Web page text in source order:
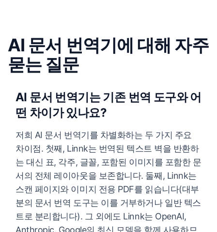
AI 문서 번역기에 대해 자주
묻는 질문
AI 문서 번역기는 기존 번역 도구와 어
떤 차이가 있나요?
저희 AI 문서 번역기를 차별화하는 두 가지 주요
차이점. 첫째, Linnk는 번역된 텍스트 벽을 반환하
는 대신 표, 각주, 글꼴, 포함된 이미지를 포함한 문
서의 전체 레이아웃을 보존합니다. 둘째, Linnk는
스캔 페이지와 이미지 전용 PDF를 읽습니다(대부
분의 문서 번역 도구는 이를 거부하거나 일반 텍스
트로 분리합니다). 그 외에도 Linnk는 OpenAI,
Anthropic, Google의 최신 모델을 함께 사용하므